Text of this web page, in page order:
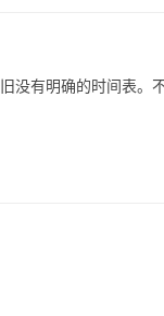
没有明确的时间表。